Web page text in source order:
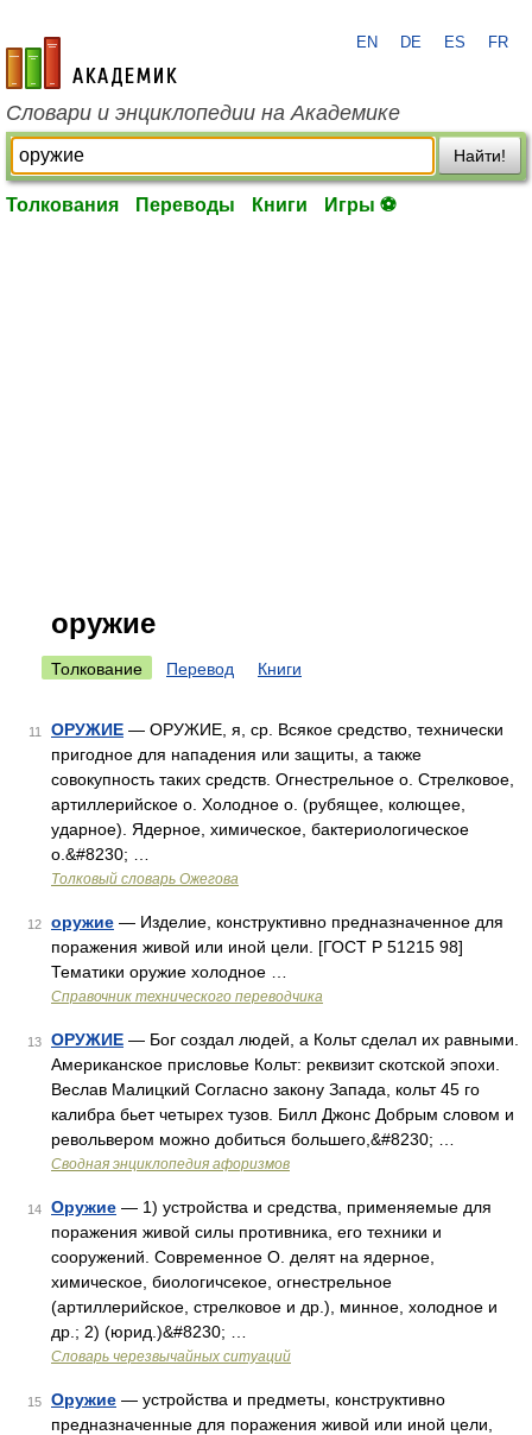
academic.ru
EN DE ES FR
Словари и энциклопедии на Академике
Найти!
Толкования Переводы Книги Игры ⚽
оружие
Толкование Перевод Книги
11 ОРУЖИЕ — ОРУЖИЕ, я, ср. Всякое средство, технически
пригодное для нападения или защиты, а также
совокупность таких средств. Огнестрельное о. Стрелковое,
артиллерийское о. Холодное о. (рубящее, колющее,
ударное). Ядерное, химическое, бактериологическое
о.&#8230; …
Толковый словарь Ожегова
12 оружие — Изделие, конструктивно предназначенное для
поражения живой или иной цели. [ГОСТ Р 51215 98]
Тематики оружие холодное …
Справочник технического переводчика
13 ОРУЖИЕ — Бог создал людей, а Кольт сделал их равными.
Американское присловье Кольт: реквизит скотской эпохи.
Веслав Малицкий Согласно закону Запада, кольт 45 го
калибра бьет четырех тузов. Билл Джонс Добрым словом и
револьвером можно добиться большего,&#8230; …
Сводная энциклопедия афоризмов
14 Оружие — 1) устройства и средства, применяемые для
поражения живой силы противника, его техники и
сооружений. Современное О. делят на ядерное,
химическое, биологичсекое, огнестрельное
(артиллерийское, стрелковое и др.), минное, холодное и
др.; 2) (юрид.)&#8230; …
Словарь черезвычайных ситуаций
15 Оружие — устройства и предметы, конструктивно
предназначенные для поражения живой или иной цели,